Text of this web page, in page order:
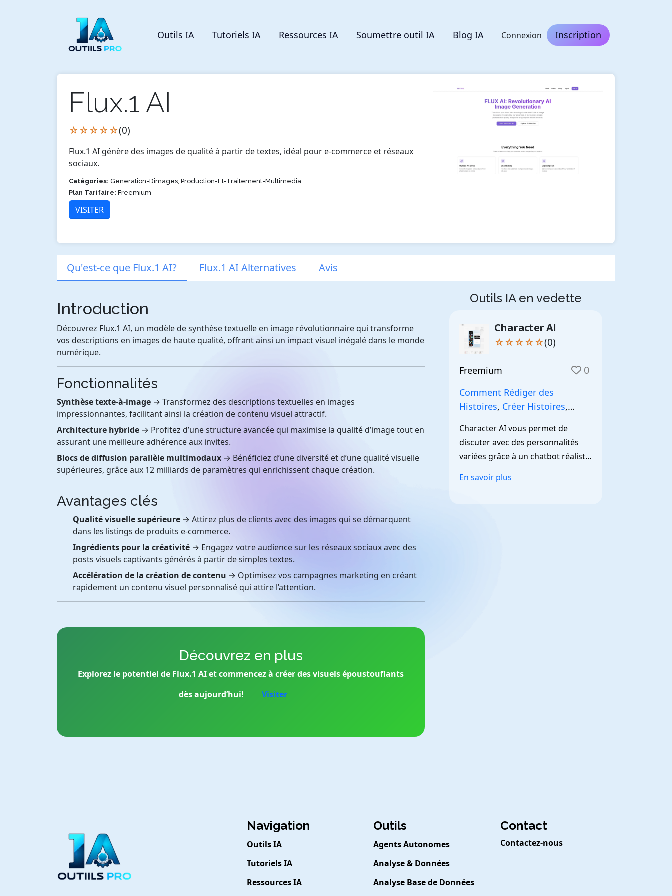
Outils IA Tutoriels IA Ressources IA Soumettre outil IA Blog IA Connexion Inscription
Flux.1 AI
☆☆☆☆☆(0)
Flux.1 AI génère des images de qualité à partir de textes, idéal pour e-commerce et réseaux
sociaux.
Catégories: Generation-Dimages, Production-Et-Traitement-Multimedia
Plan Tarifaire: Freemium
VISITER
Qu'est-ce que Flux.1 AI? Flux.1 AI Alternatives Avis
Introduction
Découvrez Flux.1 AI, un modèle de synthèse textuelle en image révolutionnaire qui transforme
vos descriptions en images de haute qualité, offrant ainsi un impact visuel inégalé dans le monde
numérique.
Fonctionnalités
Synthèse texte-à-image → Transformez des descriptions textuelles en images
impressionnantes, facilitant ainsi la création de contenu visuel attractif.
Architecture hybride → Profitez d’une structure avancée qui maximise la qualité d’image tout en
assurant une meilleure adhérence aux invites.
Blocs de diffusion parallèle multimodaux → Bénéficiez d’une diversité et d’une qualité visuelle
supérieures, grâce aux 12 milliards de paramètres qui enrichissent chaque création.
Avantages clés
Qualité visuelle supérieure → Attirez plus de clients avec des images qui se démarquent
dans les listings de produits e-commerce.
Ingrédients pour la créativité → Engagez votre audience sur les réseaux sociaux avec des
posts visuels captivants générés à partir de simples textes.
Accélération de la création de contenu → Optimisez vos campagnes marketing en créant
rapidement un contenu visuel personnalisé qui attire l’attention.
Découvrez en plus
Explorez le potentiel de Flux.1 AI et commencez à créer des visuels époustouflants
dès aujourd’hui!
Visiter
Outils IA en vedette
Character AI
☆☆☆☆☆(0)
Freemium 0
Comment Rédiger des
Histoires, Créer Histoires,
Character AI vous permet de
discuter avec des personnalités
variées grâce à un chatbot réaliste
En savoir plus
Navigation
Outils IA
Tutoriels IA
Ressources IA
Outils
Agents Autonomes
Analyse & Données
Analyse Base de Données
Contact
Contactez-nous